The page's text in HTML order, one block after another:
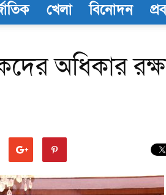
খেলা বিনোদন
অধিকার